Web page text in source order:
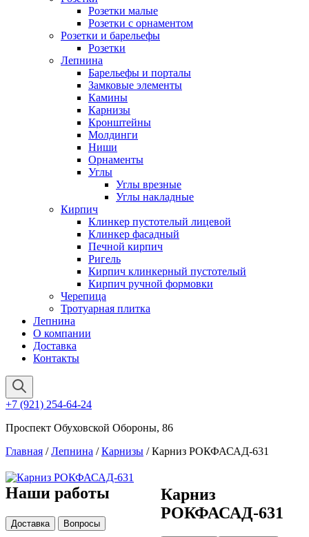
Розетки малые
Розетки с орнаментом
Розетки и барельефы
Розетки
Лепнина
Барельефы и порталы
Замковые элементы
Камины
Карнизы
Кронштейны
Молдинги
Ниши
Орнаменты
Углы
Углы врезные
Углы накладные
Кирпич
Клинкер пустотелый лицевой
Клинкер фасадный
Печной кирпич
Ригель
Кирпич клинкерный пустотелый
Кирпич ручной формовки
Черепица
Тротуарная плитка
Лепнина
О компании
Доставка
Контакты
+7 (921) 254-64-24
Проспект Обуховской Обороны, 86
Главная /Лепнина /Карнизы / Карниз РОКФАСАД-631
Карниз
РОКФАСАД-631
Наши работы
Доставка Вопросы